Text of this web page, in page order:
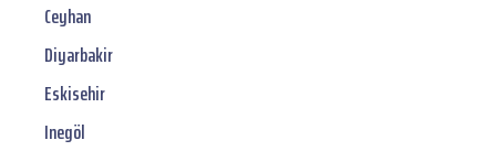
Ceyhan
Diyarbakir
Eskisehir
Inegöl